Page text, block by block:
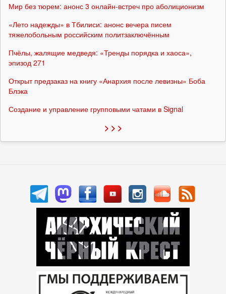
Мир без тюрем: анонс 3 онлайн-встреч про аболиционизм
«Лето надежды» в Тбилиси: анонс вечера писем
тяжелобольным российским политзаключённым
Пчёлы, жалящие медведя: «Тренды порядка и хаоса»,
эпизод 271
Открыт предзаказ на книгу «Анархия после левизны» Боба
Блэка
Создание и управление групповыми чатами в Signal
> > >